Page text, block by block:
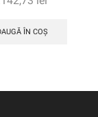
ÎN COȘ